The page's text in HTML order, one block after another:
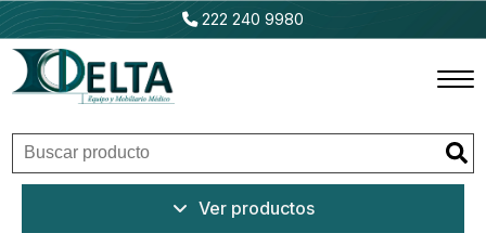
222 240 9980
Inicio
Ver productos